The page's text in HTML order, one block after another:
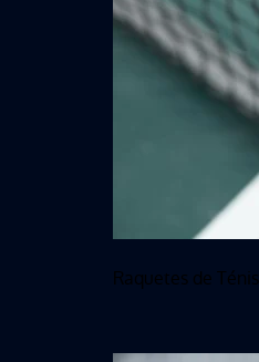
Raquetes de Ténis